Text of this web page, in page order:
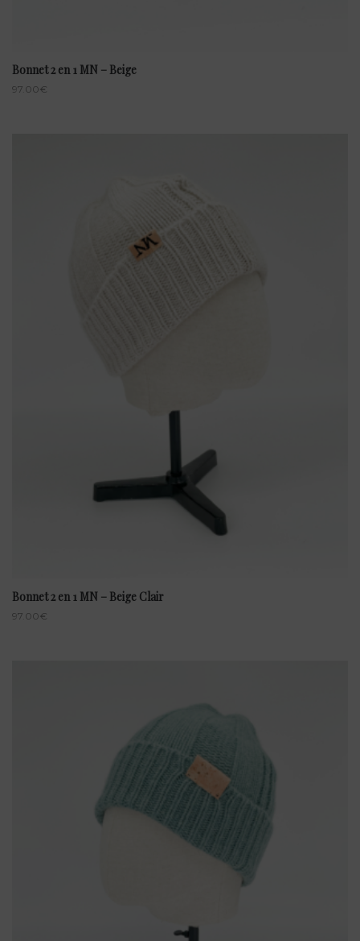
Bonnet 2 en 1 MN – Beige
97.00€
Bonnet 2 en 1 MN – Beige Clair
97.00€